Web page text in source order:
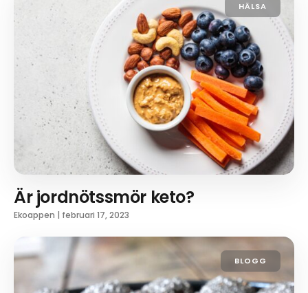
HÄLSA
Är jordnötssmör keto?
Ekoappen | februari 17, 2023
BLOGG